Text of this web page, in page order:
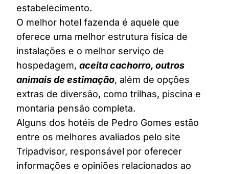
estabelecimento.
O melhor hotel fazenda é aquele que
oferece uma melhor estrutura física de
instalações e o melhor serviço de
hospedagem, aceita cachorro, outros
animais de estimação, além de opções
extras de diversão, como trilhas, piscina e
montaria pensão completa.
Alguns dos hotéis de Pedro Gomes estão
entre os melhores avaliados pelo site
Tripadvisor, responsável por oferecer
informações e opiniões relacionados ao